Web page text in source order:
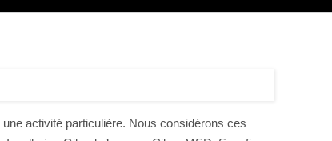
activité particulière. Nous considérons ces